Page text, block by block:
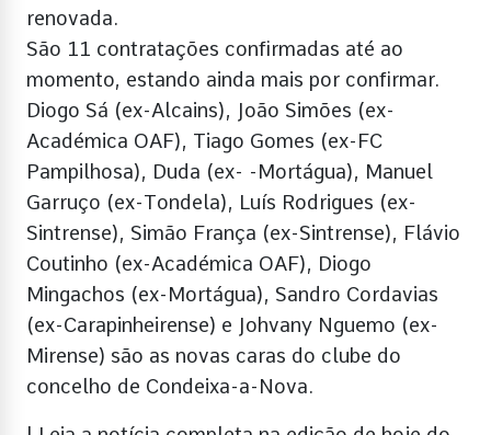
renovada.
São 11 contratações confirmadas até ao
momento, estando ainda mais por confirmar.
Diogo Sá (ex-Alcains), João Simões (ex-
Académica OAF), Tiago Gomes (ex-FC
Pampilhosa), Duda (ex- -Mortágua), Manuel
Garruço (ex-Tondela), Luís Rodrigues (ex-
Sintrense), Simão França (ex-Sintrense), Flávio
Coutinho (ex-Académica OAF), Diogo
Mingachos (ex-Mortágua), Sandro Cordavias
(ex-Carapinheirense) e Johvany Nguemo (ex-
Mirense) são as novas caras do clube do
concelho de Condeixa-a-Nova.